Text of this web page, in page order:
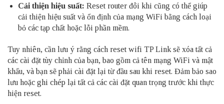
Cải thiện hiệu suất: Reset router đôi khi cũng có thể giúp
cải thiện hiệu suất và ổn định của mạng WiFi bằng cách loại
bỏ các tạp chất hoặc lỗi phần mềm.
Tuy nhiên, cần lưu ý rằng cách reset wifi TP Link sẽ xóa tất cả
các cài đặt tùy chỉnh của bạn, bao gồm cả tên mạng WiFi và mật
khẩu, và bạn sẽ phải cài đặt lại từ đầu sau khi reset. Đảm bảo sao
lưu hoặc ghi chép lại tất cả các cài đặt quan trọng trước khi thực
hiện reset.